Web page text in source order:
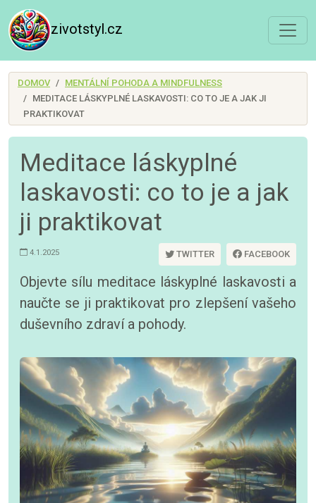
zivotstyl.cz
DOMOV
MENTÁLNÍ POHODA A MINDFULNESS
MEDITACE LÁSKYPLNÉ LASKAVOSTI: CO TO JE A JAK JI
PRAKTIKOVAT
Meditace láskyplné
laskavosti: co to je a jak
ji praktikovat
4.1.2025 TWITTER FACEBOOK
Objevte sílu meditace láskyplné laskavosti a
naučte se ji praktikovat pro zlepšení vašeho
duševního zdraví a pohody.